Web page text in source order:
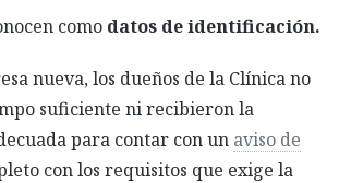
como datos de identificación.
nueva, los dueños de la Clínica no
suficiente ni recibieron la
para contar con un aviso de
con los requisitos que exige la